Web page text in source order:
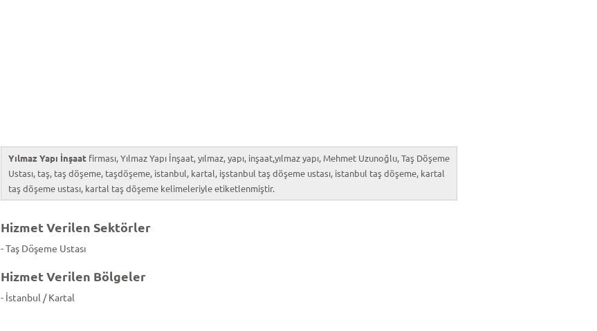
Yılmaz Yapı İnşaat firması, Yılmaz Yapı İnşaat, yılmaz, yapı, inşaat,yılmaz yapı, Mehmet Uzunoğlu, Taş Döşeme
Ustası, taş, taş döşeme, taşdöşeme, istanbul, kartal, işstanbul taş döşeme ustası, istanbul taş döşeme, kartal
taş döşeme ustası, kartal taş döşeme kelimeleriyle etiketlenmiştir.
Hizmet Verilen Sektörler
- Taş Döşeme Ustası
Hizmet Verilen Bölgeler
- İstanbul / Kartal